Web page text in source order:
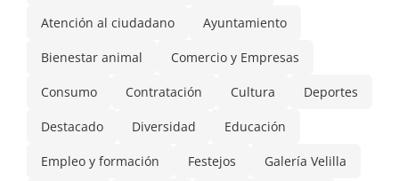
Atención al ciudadano Ayuntamiento
Bienestar animal Comercio y Empresas
Consumo Contratación Cultura Deportes
Destacado Diversidad Educación
Empleo y formación Festejos Galería Velilla